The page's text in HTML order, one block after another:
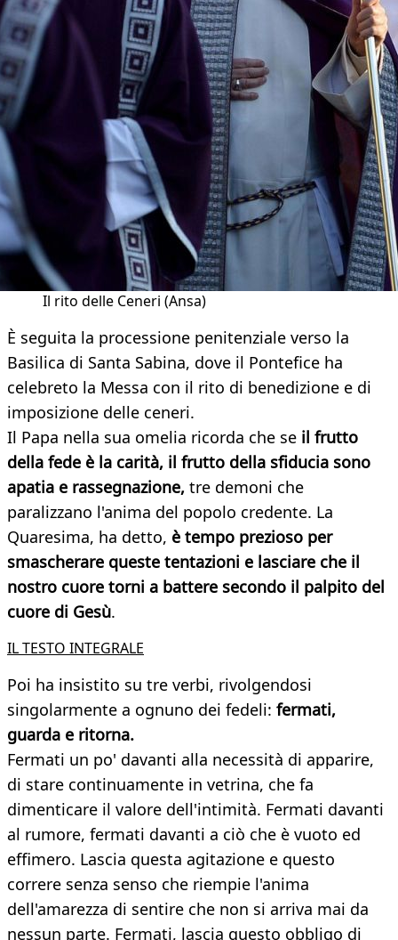
Il rito delle Ceneri (Ansa)
È seguita la processione penitenziale verso la
Basilica di Santa Sabina, dove il Pontefice ha
celebreto la Messa con il rito di benedizione e di
imposizione delle ceneri.
Il Papa nella sua omelia ricorda che se il frutto
della fede è la carità, il frutto della sfiducia sono
apatia e rassegnazione, tre demoni che
paralizzano l'anima del popolo credente. La
Quaresima, ha detto, è tempo prezioso per
smascherare queste tentazioni e lasciare che il
nostro cuore torni a battere secondo il palpito del
cuore di Gesù.
IL TESTO INTEGRALE
Poi ha insistito su tre verbi, rivolgendosi
singolarmente a ognuno dei fedeli: fermati,
guarda e ritorna.
Fermati un po' davanti alla necessità di apparire,
di stare continuamente in vetrina, che fa
dimenticare il valore dell'intimità. Fermati davanti
al rumore, fermati davanti a ciò che è vuoto ed
effimero. Lascia questa agitazione e questo
correre senza senso che riempie l'anima
dell'amarezza di sentire che non si arriva mai da
nessun parte. Fermati, lascia questo obbligo di